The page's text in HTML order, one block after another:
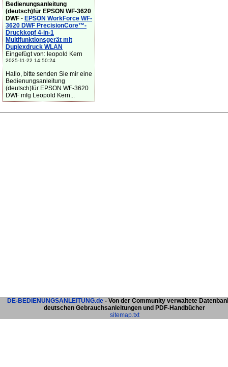
Bedienungsanleitung
(deutsch)für EPSON WF-3620
DWF - EPSON WorkForce WF-
3620 DWF PrecisionCore™-
Druckkopf 4-in-1
Multifunktionsgerät mit
Duplexdruck WLAN
Eingefügt von: leopold Kern
2025-11-22 14:50:24
Hallo, bitte senden Sie mir eine
Bedienungsanleitung
(deutsch)für EPSON WF-3620
DWF mfg Leopold Kern...
DE-BEDIENUNGSANLEITUNG.de - Von der Community verwaltete
deutschen Gebrauchsanleitungen und PDF-Handbücher
sitemap.txt